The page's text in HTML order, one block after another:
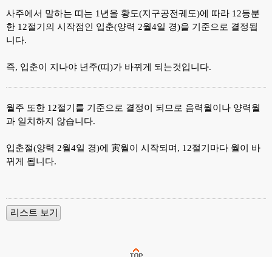
사주에서 말하는 띠는 1년을 황도(지구공전궤도)에 따라 12등분
한 12절기의 시작점인 입춘(양력 2월4일 경)을 기준으로 결정됩
니다.
즉, 입춘이 지나야 년주(띠)가 바뀌게 되는것입니다.
월주 또한 12절기를 기준으로 결정이 되므로 음력월이나 양력월
과 일치하지 않습니다.
입춘절(양력 2월4일 경)에 寅월이 시작되며, 12절기마다 월이 바
뀌게 됩니다.